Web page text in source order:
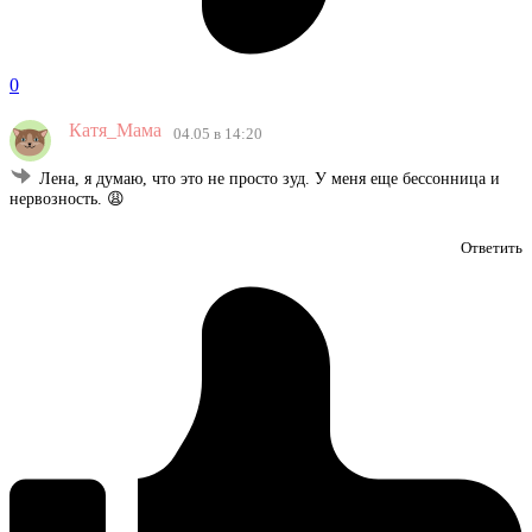
0
Катя_Мама 04.05 в 14:20
Лена, я думаю, что это не просто зуд. У меня еще бессонница и
нервозность. 😩
Ответить